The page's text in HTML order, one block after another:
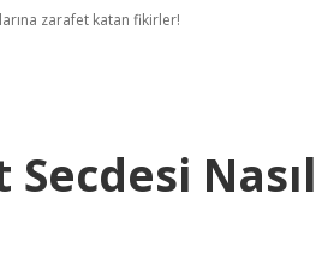
zarafet katan fikirler!
Nasıl